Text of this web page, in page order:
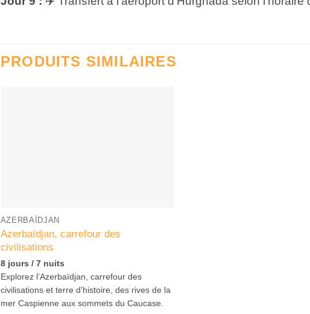
PRODUITS SIMILAIRES
AZERBAÏDJAN
Azerbaïdjan, carrefour des
civilisations
8 jours / 7 nuits
Explorez l’Azerbaïdjan, carrefour des
civilisations et terre d’histoire, des rives de la
mer Caspienne aux sommets du Caucase.